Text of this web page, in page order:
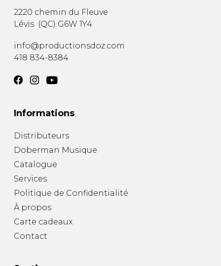
2220 chemin du Fleuve
Lévis (QC) G6W 1Y4
info@productionsdoz.com
418 834-8384
Informations
Distributeurs
Doberman Musique
Catalogue
Services
Politique de Confidentialité
À propos
Carte cadeaux
Contact